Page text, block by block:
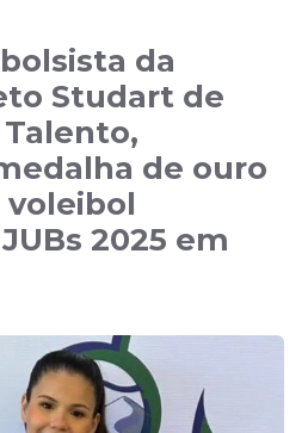
da
Studart de
de ouro
voleibol
2025 em